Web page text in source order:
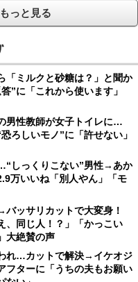
っと見る
「ミルクと砂糖は？」と聞か
に「これから使います」
男性教師が女子トイレに…
ろしいモノ”に「許せない」
しっくりこない”男性→あか
万いいね「別人やん」「モ
バッサリカットで大変身！
、同じ人！？」「かっこい
大絶賛の声
れ…カットで解決→イケオジ
ターに「うちの夫もお願い